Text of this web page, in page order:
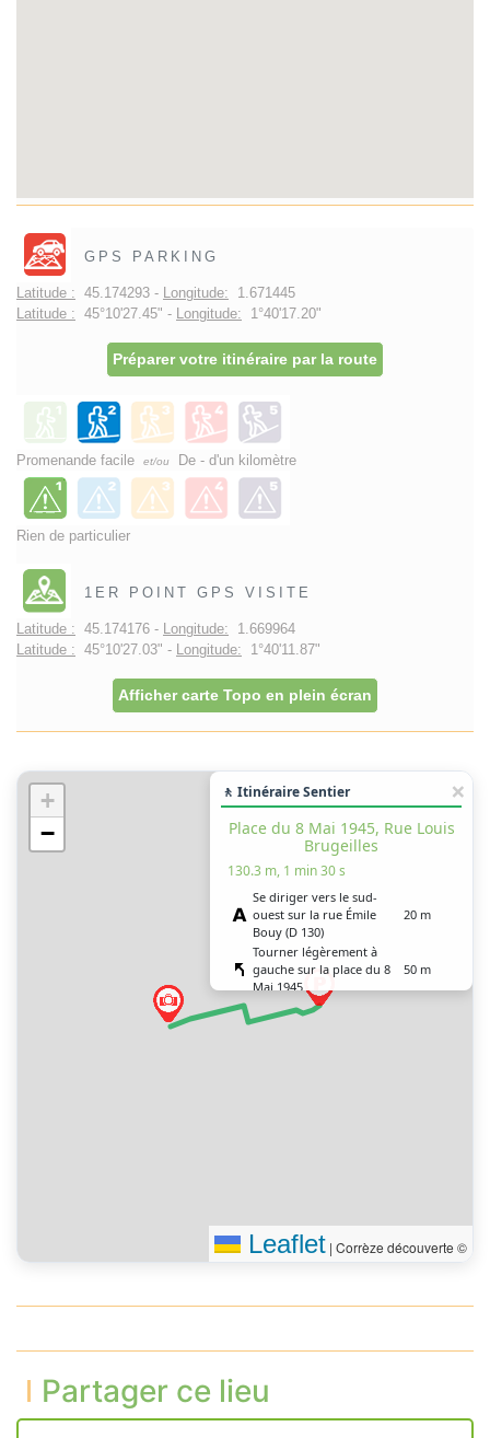
GPS PARKING
Latitude : 45.174293 - Longitude: 1.671445
Latitude : 45°10'27.45" - Longitude: 1°40'17.20"
Préparer votre itinéraire par la route
Promenande facile et/ou De - d'un kilomètre
Rien de particulier
1ER POINT GPS VISITE
Latitude : 45.174176 - Longitude: 1.669964
Latitude : 45°10'27.03" - Longitude: 1°40'11.87"
Afficher carte Topo en plein écran
+
−
🚶 Itinéraire Sentier
Place du 8 Mai 1945, Rue Louis
Brugeilles
130.3 m, 1 min 30 s
Se diriger vers le sud-
ouest sur la rue Émile
Bouy (D 130)
20 m
Tourner légèrement à
gauche sur la place du 8
Mai 1945
50 m
Tourner à gauche sur la
rue Louis Brugeilles (D 48)
Leaflet | Corrèze découverte ©
Partager ce lieu